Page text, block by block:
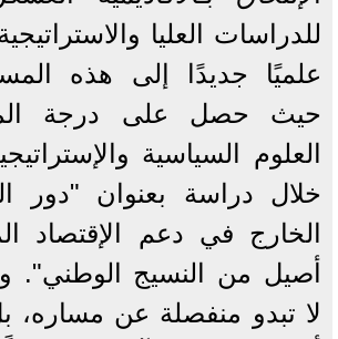
للدراسات العليا
علميًا جديدًا إلى هذه
حيث حصل على درجة
خلال دراسة بعنوان "دور
الخارج في دعم الإقتصاد
أصيل من النسيج الوطني".
لا تبدو منفصلة عن مساره،